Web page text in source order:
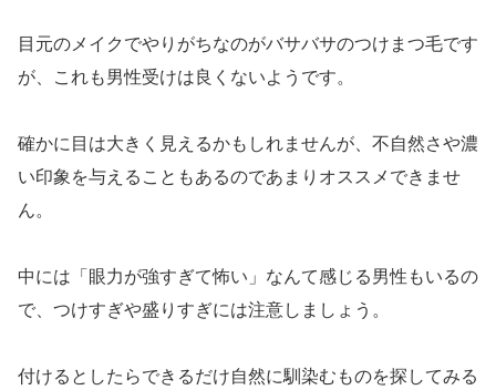
目元のメイクでやりがちなのがバサバサのつけまつ毛です
が、これも男性受けは良くないようです。
確かに目は大きく見えるかもしれませんが、不自然さや濃
い印象を与えることもあるのであまりオススメできませ
ん。
中には「眼力が強すぎて怖い」なんて感じる男性もいるの
で、つけすぎや盛りすぎには注意しましょう。
付けるとしたらできるだけ自然に馴染むものを探してみる